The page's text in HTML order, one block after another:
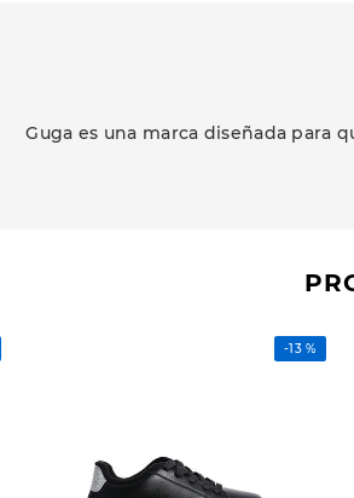
Guga es una marca diseñada para
-13 %